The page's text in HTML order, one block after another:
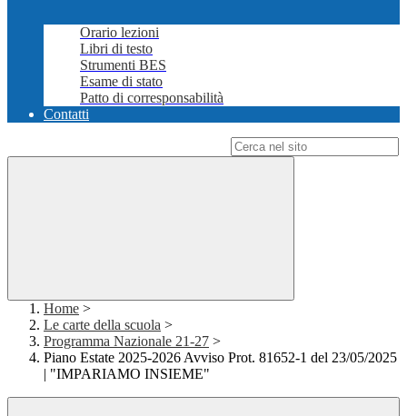
Orario lezioni
Libri di testo
Strumenti BES
Esame di stato
Patto di corresponsabilità
Contatti
Home >
Le carte della scuola >
Programma Nazionale 21-27 >
Piano Estate 2025-2026 Avviso Prot. 81652-1 del 23/05/2025
| "IMPARIAMO INSIEME"